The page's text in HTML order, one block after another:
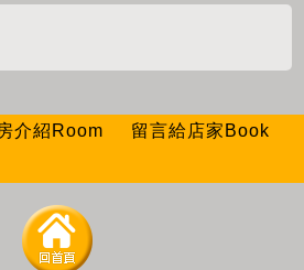
介紹Room
留言給店家Book